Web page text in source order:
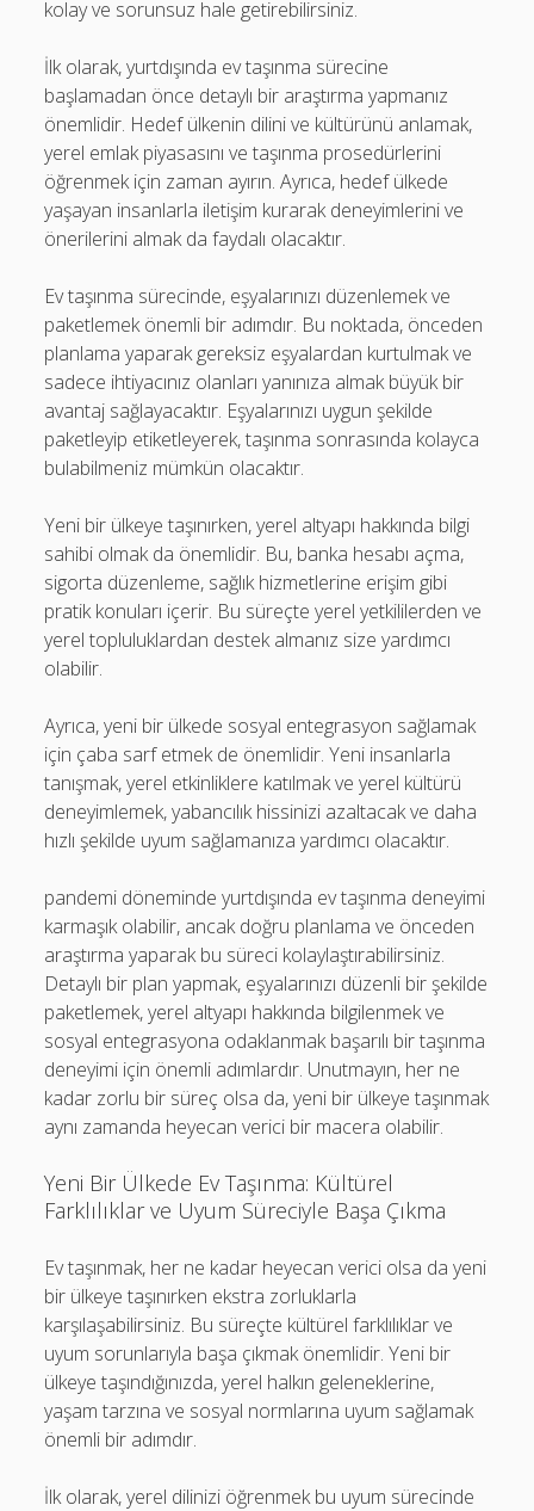
kolay ve sorunsuz hale getirebilirsiniz.
İlk olarak, yurtdışında ev taşınma sürecine
başlamadan önce detaylı bir araştırma yapmanız
önemlidir. Hedef ülkenin dilini ve kültürünü anlamak,
yerel emlak piyasasını ve taşınma prosedürlerini
öğrenmek için zaman ayırın. Ayrıca, hedef ülkede
yaşayan insanlarla iletişim kurarak deneyimlerini ve
önerilerini almak da faydalı olacaktır.
Ev taşınma sürecinde, eşyalarınızı düzenlemek ve
paketlemek önemli bir adımdır. Bu noktada, önceden
planlama yaparak gereksiz eşyalardan kurtulmak ve
sadece ihtiyacınız olanları yanınıza almak büyük bir
avantaj sağlayacaktır. Eşyalarınızı uygun şekilde
paketleyip etiketleyerek, taşınma sonrasında kolayca
bulabilmeniz mümkün olacaktır.
Yeni bir ülkeye taşınırken, yerel altyapı hakkında bilgi
sahibi olmak da önemlidir. Bu, banka hesabı açma,
sigorta düzenleme, sağlık hizmetlerine erişim gibi
pratik konuları içerir. Bu süreçte yerel yetkililerden ve
yerel topluluklardan destek almanız size yardımcı
olabilir.
Ayrıca, yeni bir ülkede sosyal entegrasyon sağlamak
için çaba sarf etmek de önemlidir. Yeni insanlarla
tanışmak, yerel etkinliklere katılmak ve yerel kültürü
deneyimlemek, yabancılık hissinizi azaltacak ve daha
hızlı şekilde uyum sağlamanıza yardımcı olacaktır.
pandemi döneminde yurtdışında ev taşınma deneyimi
karmaşık olabilir, ancak doğru planlama ve önceden
araştırma yaparak bu süreci kolaylaştırabilirsiniz.
Detaylı bir plan yapmak, eşyalarınızı düzenli bir şekilde
paketlemek, yerel altyapı hakkında bilgilenmek ve
sosyal entegrasyona odaklanmak başarılı bir taşınma
deneyimi için önemli adımlardır. Unutmayın, her ne
kadar zorlu bir süreç olsa da, yeni bir ülkeye taşınmak
aynı zamanda heyecan verici bir macera olabilir.
Yeni Bir Ülkede Ev Taşınma: Kültürel
Farklılıklar ve Uyum Süreciyle Başa Çıkma
Ev taşınmak, her ne kadar heyecan verici olsa da yeni
bir ülkeye taşınırken ekstra zorluklarla
karşılaşabilirsiniz. Bu süreçte kültürel farklılıklar ve
uyum sorunlarıyla başa çıkmak önemlidir. Yeni bir
ülkeye taşındığınızda, yerel halkın geleneklerine,
yaşam tarzına ve sosyal normlarına uyum sağlamak
önemli bir adımdır.
İlk olarak, yerel dilinizi öğrenmek bu uyum sürecinde